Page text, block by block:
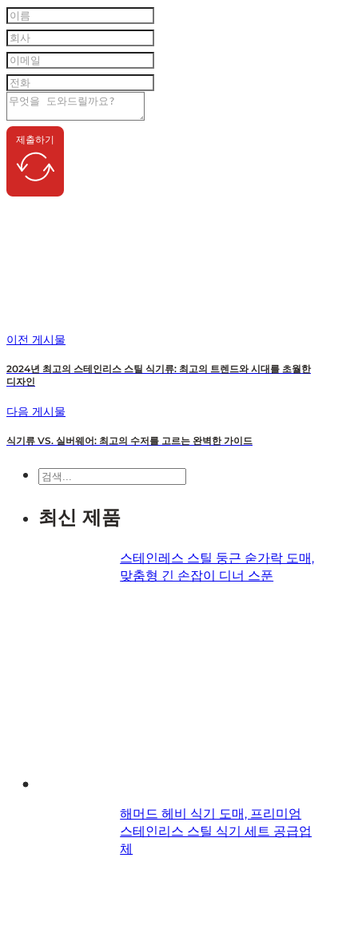
제출하기
이전 게시물
2024년 최고의 스테인리스 스틸 식기류: 최고의 트렌드와 시대를 초월한
디자인
다음 게시물
식기류 VS. 실버웨어: 최고의 수저를 고르는 완벽한 가이드
검
최신 제품
스테인레스 스틸 둥근 숟가락 도매,
맞춤형 긴 손잡이 디너 스푼
해머드 헤비 식기 도매, 프리미엄
스테인리스 스틸 식기 세트 공급업
체